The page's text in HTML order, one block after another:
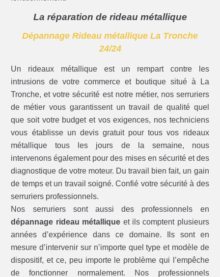
La réparation de rideau métallique
Dépannage Rideau métallique La Tronche
24/24
Un rideaux métallique est un rempart contre les
intrusions de votre commerce et boutique situé à La
Tronche, et votre sécurité est notre métier, nos serruriers
de métier vous garantissent un travail de qualité quel
que soit votre budget et vos exigences, nos techniciens
vous établisse un devis gratuit pour tous vos rideaux
métallique tous les jours de la semaine, nous
intervenons également pour des mises en sécurité et des
diagnostique de votre moteur. Du travail bien fait, un gain
de temps et un travail soigné. Confié votre sécurité à des
serruriers professionnels.
Nos serruriers sont aussi des professionnels en
dépannage rideau métallique et ils comptent plusieurs
années d’expérience dans ce domaine. Ils sont en
mesure d’intervenir sur n’importe quel type et modèle de
dispositif, et ce, peu importe le problème qui l’empêche
de fonctionner normalement. Nos professionnels